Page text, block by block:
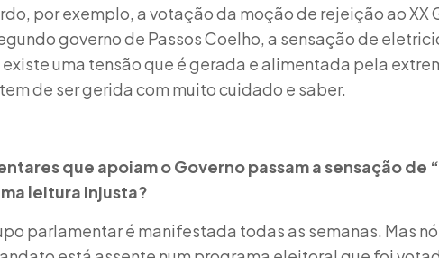
por exemplo, a votação da moção de rejeição ao XX
governo de Passos Coelho, a sensação de
uma tensão que é gerada e alimentada pela
de ser gerida com muito cuidado e saber.
que apoiam o Governo passam a sensação de
leitura injusta?
parlamentar é manifestada todas as semanas. Mas